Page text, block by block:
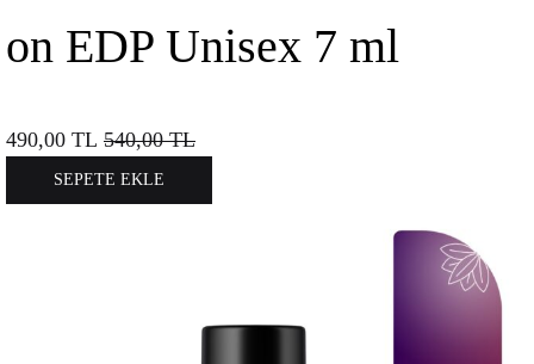
on EDP Unisex 7 ml
490,00 TL 540,00TL
SEPETE EKLE